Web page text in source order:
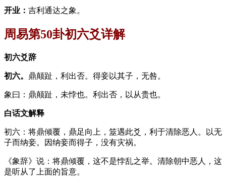
开业： 吉利通达之象。
周易第50卦初六爻详解
初六爻辞
初六。 鼎颠趾，利出否。得妾以其子，无咎。
象曰：鼎颠趾，未悖也。利出否，以从贵也。
白话文解释
初六：将鼎倾覆，鼎足向上，筮遇此爻，利于清除恶人。以无
子而纳妾。因纳妾而得子，没有灾祸。
《象辞》说：将鼎倾覆，这不是悖乱之举。清除朝中恶人，这
是听从了上面的旨意。